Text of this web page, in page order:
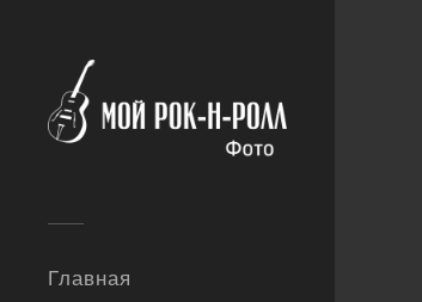
Главная